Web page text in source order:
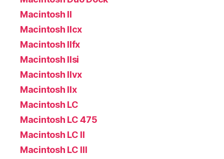
Macintosh II
Macintosh IIcx
Macintosh IIfx
Macintosh IIsi
Macintosh IIvx
Macintosh IIx
Macintosh LC
Macintosh LC 475
Macintosh LC II
Macintosh LC III